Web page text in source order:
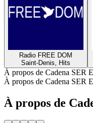
Radio FREE DOM
Saint-Denis, Hits
À propos de Cadena SER
À propos de Cadena SER
À propos de